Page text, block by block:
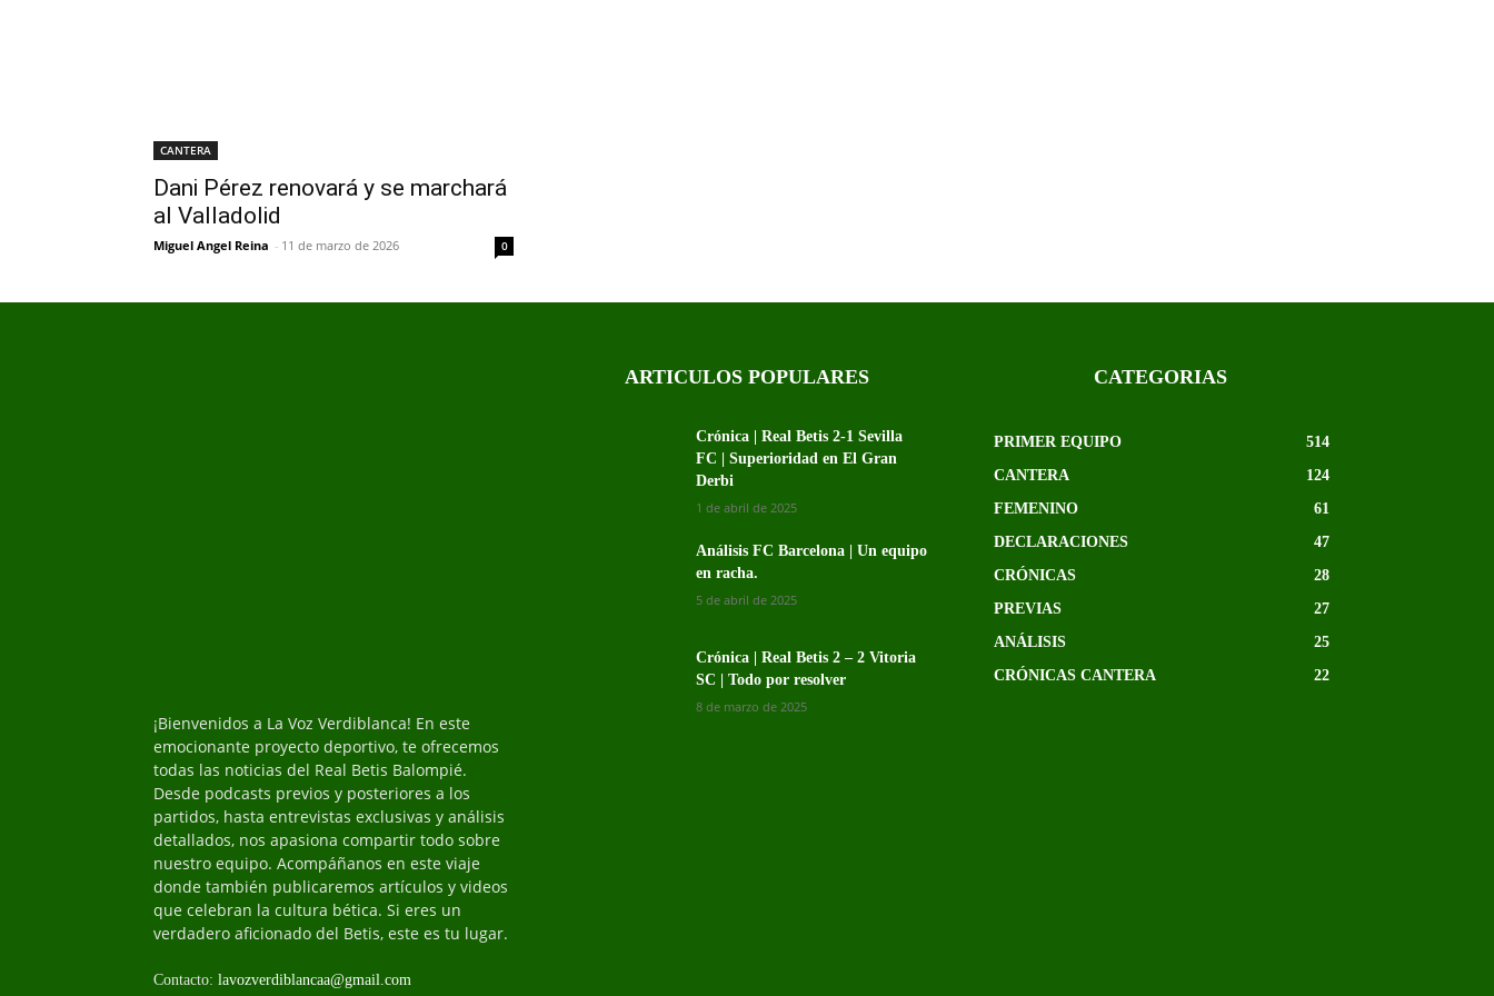
CANTERA
Dani Pérez renovará y se marchará
al Valladolid
Miguel Angel Reina - 11 de marzo de 2026 0
¡Bienvenidos a La Voz Verdiblanca! En este
emocionante proyecto deportivo, te ofrecemos
todas las noticias del Real Betis Balompié.
Desde podcasts previos y posteriores a los
partidos, hasta entrevistas exclusivas y análisis
detallados, nos apasiona compartir todo sobre
nuestro equipo. Acompáñanos en este viaje
donde también publicaremos artículos y videos
que celebran la cultura bética. Si eres un
verdadero aficionado del Betis, este es tu lugar.
Contacto: lavozverdiblancaa@gmail.com
ARTICULOS POPULARES
Crónica | Real Betis 2-1 Sevilla
FC | Superioridad en El Gran
Derbi
1 de abril de 2025
Análisis FC Barcelona | Un equipo
en racha.
5 de abril de 2025
Crónica | Real Betis 2 – 2 Vitoria
SC | Todo por resolver
8 de marzo de 2025
CATEGORIAS
PRIMER EQUIPO
514
CANTERA
124
FEMENINO
61
DECLARACIONES
47
CRÓNICAS
28
PREVIAS
27
ANÁLISIS
25
CRÓNICAS CANTERA
22